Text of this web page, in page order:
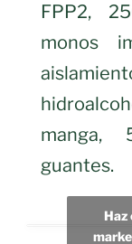
FPP2,
monos
manga,
guantes.
Haz